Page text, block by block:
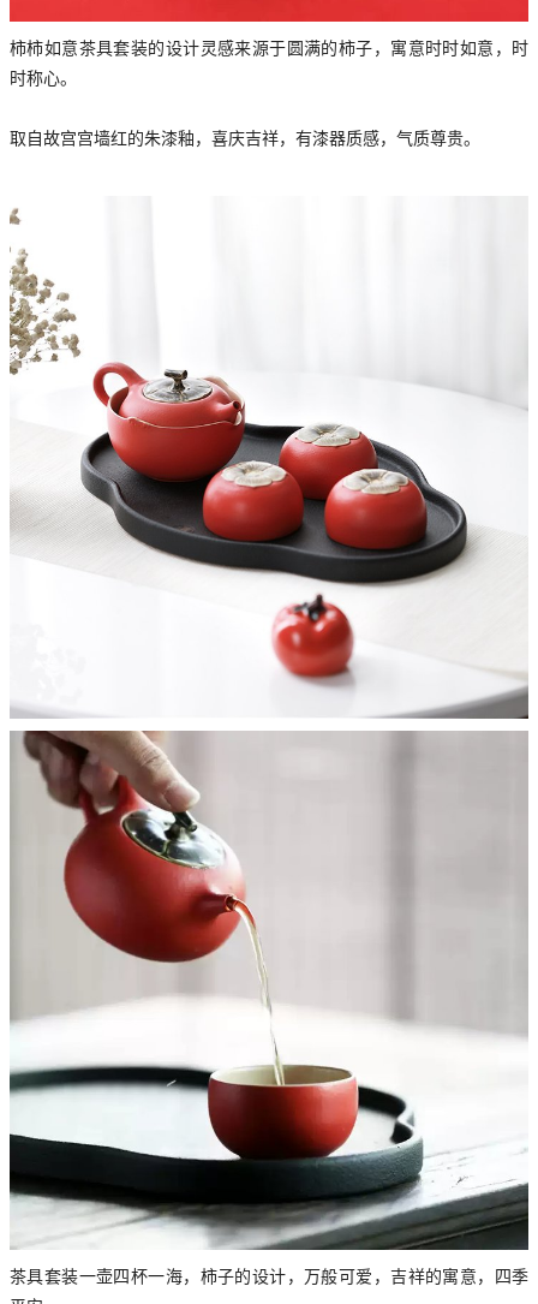
柿柿如意茶具套装的设计灵感来源于圆满的柿子，寓意时时如意，时
时称心。
取自故宫宫墙红的朱漆釉，喜庆吉祥，有漆器质感，气质尊贵。
茶具套装一壶四杯一海，柿子的设计，万般可爱，吉祥的寓意，四季